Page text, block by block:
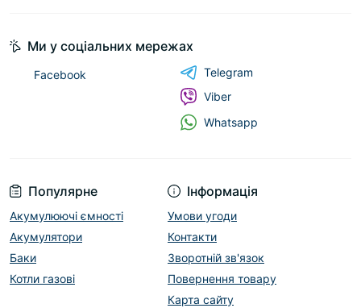
Популярне
Акумулюючі ємності
Акумулятори
Баки
Котли газові
Інформація
Умови угоди
Контакти
Зворотній зв'язок
Повернення товару
Карта сайту
Ми у соціальних мережах
Facebook
Telegram
Viber
Whatsapp